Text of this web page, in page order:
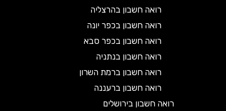
רואה חשבון בהרצליה
רואה חשבון בכפר יונה
רואה חשבון בכפר סבא
רואה חשבון בנתניה
רואה חשבון ברמת השרון
רואה חשבון ברעננה
רואה חשבון בירושלים